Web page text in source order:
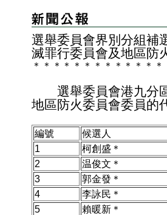
選舉委員會界別分組補
滅罪行委員會及地區防
＊ ＊ ＊ ＊ ＊ ＊ ＊ ＊ ＊ ＊ ＊ ＊ ＊
選舉委員會港九分區
地區防火委員會委員的
編號
候選人
1
柯創盛＊
2
温俊文＊
3
郭金發＊
4
李詠民＊
5
賴暖新＊